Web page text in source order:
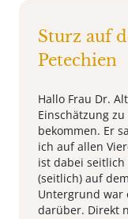
Sturz auf
Petechien
Hallo Frau Dr.
Einschätzung
bekommen. Er
ich auf allen
ist dabei
(seitlich) auf
Untergrund war
darüber. Direkt